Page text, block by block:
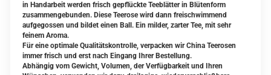
in Handarbeit werden frisch gepflückte Teeblätter in Blütenform
zusammengebunden. Diese Teerose wird dann freischwimmend
aufgegossen und bildet einen Ball. Ein milder, zarter Tee, mit sehr
feinem Aroma.
Für eine optimale Qualitätskontrolle, verpacken wir China Teerosen
immer frisch und erst nach Eingang Ihrer Bestellung.
Abhängig vom Gewicht, Volumen, der Verfügbarkeit und Ihren